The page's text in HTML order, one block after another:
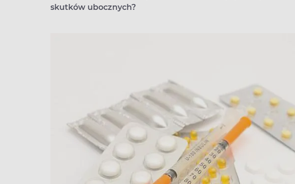
skutków ubocznych?